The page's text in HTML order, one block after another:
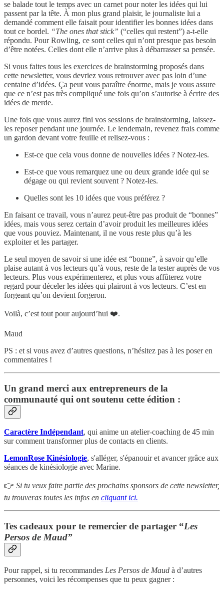
se balade tout le temps avec un carnet pour noter les idées qui lui
passent par la tête. À mon plus grand plaisir, le journaliste lui a
demandé comment elle faisait pour identifier les bonnes idées dans
tout ce bordel. “The ones that stick” (“celles qui restent”) a-t-elle
répondu. Pour Rowling, ce sont celles qui n’ont presque pas besoin
d’être notées. Celles dont elle n’arrive plus à débarrasser sa pensée.
Si vous faites tous les exercices de brainstorming proposés dans
cette newsletter, vous devriez vous retrouver avec pas loin d’une
centaine d’idées. Ça peut vous paraître énorme, mais je vous assure
que ce n’est pas très compliqué une fois qu’on s’autorise à écrire des
idées de merde.
Une fois que vous aurez fini vos sessions de brainstorming, laissez-
les reposer pendant une journée. Le lendemain, revenez frais comme
un gardon devant votre feuille et relisez-vous :
Est-ce que cela vous donne de nouvelles idées ? Notez-les.
Est-ce que vous remarquez une ou deux grande idée qui se
dégage ou qui revient souvent ? Notez-les.
Quelles sont les 10 idées que vous préférez ?
En faisant ce travail, vous n’aurez peut-être pas produit de “bonnes”
idées, mais vous serez certain d’avoir produit les meilleures idées
que vous pouviez. Maintenant, il ne vous reste plus qu’à les
exploiter et les partager.
Le seul moyen de savoir si une idée est “bonne”, à savoir qu’elle
plaise autant à vos lecteurs qu’à vous, reste de la tester auprès de vos
lecteurs. Plus vous expérimenterez, et plus vous affûterez votre
regard pour déceler les idées qui plairont à vos lecteurs. C’est en
forgeant qu’on devient forgeron.
Voilà, c’est tout pour aujourd’hui ❤️.
Maud
PS : et si vous avez d’autres questions, n’hésitez pas à les poser en
commentaires !
Un grand merci aux entrepreneurs de la
communauté qui ont soutenu cette édition :
Caractère Indépendant, qui anime un atelier-coaching de 45 min
sur comment transformer plus de contacts en clients.
LemonRose Kinésiologie, s'alléger, s'épanouir et avancer grâce aux
séances de kinésiologie avec Marine.
👉 Si tu veux faire partie des prochains sponsors de cette newsletter,
tu trouveras toutes les infos en cliquant ici.
Tes cadeaux pour te remercier de partager “Les
Persos de Maud”
Pour rappel, si tu recommandes Les Persos de Maud à d’autres
personnes, voici les récompenses que tu peux gagner :